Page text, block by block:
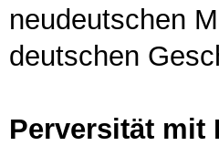
neudeutschen
deutschen
Perversität mit